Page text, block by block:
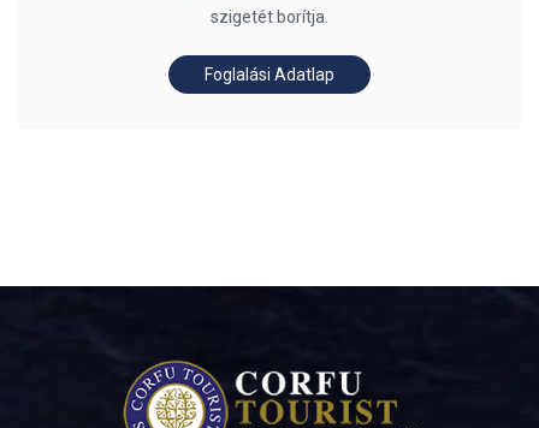
szigetét borítja.
Foglalási Adatlap